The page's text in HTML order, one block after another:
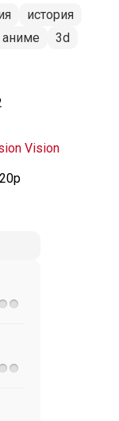
история
аниме 3d
Vision